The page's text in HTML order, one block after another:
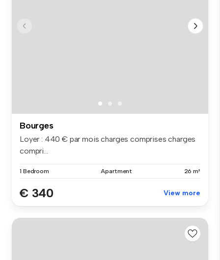
Bourges
Loyer : 440 € par mois charges comprises charges
compri...
1 Bedroom Apartment 26 m²
€ 340 View more